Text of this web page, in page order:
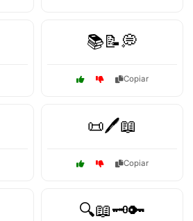
📚📝💭
Copiar
📜🖊️📖
Copiar
🔍📖🗝️🔑